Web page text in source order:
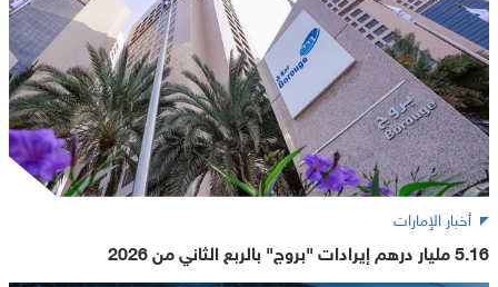
أخبار الإمارات
5.16 مليار درهم إيرادات "بروج" بالربع الثاني من 2026